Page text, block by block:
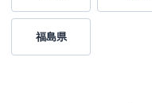
福島県